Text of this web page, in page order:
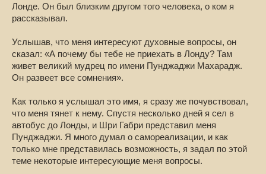
Лонде. Он был близким другом того человека, о ком я
рассказывал.
Услышав, что меня интересуют духовные вопросы, он
сказал: «А почему бы тебе не приехать в Лонду? Там
живет великий мудрец по имени Пунджаджи Махарадж.
Он развеет все сомнения».
Как только я услышал это имя, я сразу же почувствовал,
что меня тянет к нему. Спустя несколько дней я сел в
автобус до Лонды, и Шри Габри представил меня
Пунджаджи. Я много думал о самореализации, и как
только мне представилась возможность, я задал по этой
теме некоторые интересующие меня вопросы.